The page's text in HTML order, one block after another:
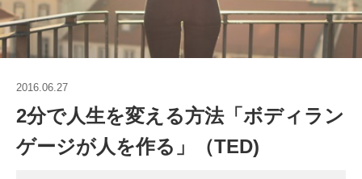
2016.06.27
2分で人生を変える方法「ボディラン
ゲージが人を作る」（TED)